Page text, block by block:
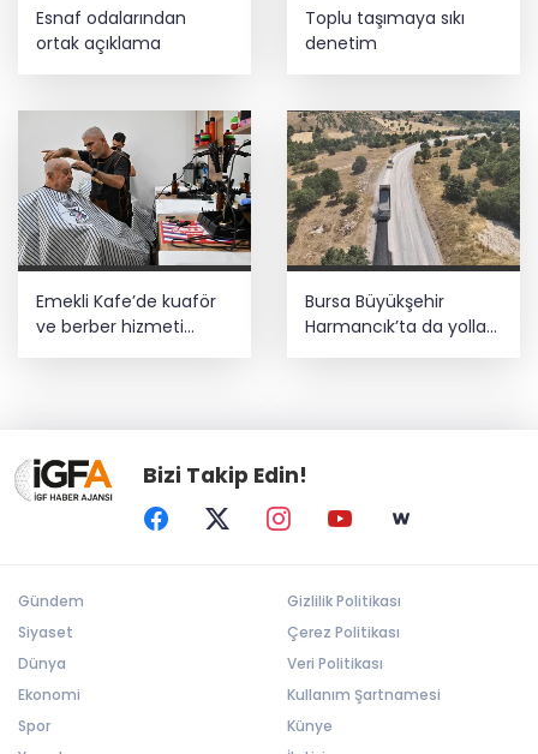
Esnaf odalarından
ortak açıklama
Toplu taşımaya sıkı
denetim
Emekli Kafe’de kuaför
ve berber hizmeti
başladı
Bursa Büyükşehir
Harmancık’ta da yolları
yeniliyor
Bizi Takip Edin!
Gündem
Siyaset
Dünya
Ekonomi
Spor
Gizlilik Politikası
Çerez Politikası
Veri Politikası
Kullanım Şartnamesi
Künye